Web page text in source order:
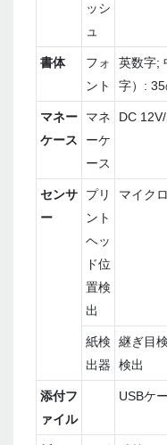
ッシ
ュ
書体
フォ
ント
英数字;
字）:
マネー
ケース
マネ
ーケ
ース
DC
センサ
ー
プリ
ント
ヘッ
ド位
置検
出
マイク
紙検
出器
継ぎ目
検出
添付フ
ァイル
USBケ